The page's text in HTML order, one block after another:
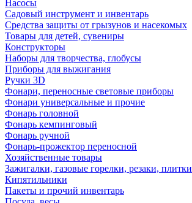
Насосы
Садовый инструмент и инвентарь
Средства защиты от грызунов и насекомых
Товары для детей, сувениры
Конструкторы
Наборы для творчества, глобусы
Приборы для выжигания
Ручки 3D
Фонари, переносные световые приборы
Фонари универсальные и прочие
Фонарь головной
Фонарь кемпинговый
Фонарь ручной
Фонарь-прожектор переносной
Хозяйственные товары
Зажигалки, газовые горелки, резаки, плитки
Кипятильники
Пакеты и прочий инвентарь